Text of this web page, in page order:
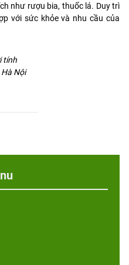
như rượu bia, thuốc lá. Duy trì
với sức khỏe và nhu cầu của
tính
Nội